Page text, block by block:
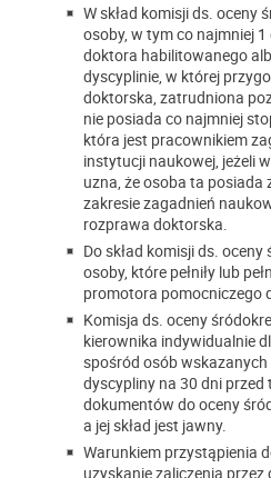
W skład komisji ds. oceny
osoby, w tym co najmniej
doktora habilitowanego
dyscyplinie, w której
doktorska, zatrudniona
nie posiada co najmniej
która jest pracownikiem
instytucji naukowej, jeżeli
uzna, że osoba ta posiada
zakresie zagadnień
rozprawa doktorska.
Do skład komisji ds.
osoby, które pełniły lub
promotora pomocniczego
Komisja ds. oceny
kierownika indywidualnie
spośród osób wskazanych
dyscypliny na 30 dni przed
dokumentów do oceny
a jej skład jest jawny.
Warunkiem przystąpienia
uzyskanie zaliczenia